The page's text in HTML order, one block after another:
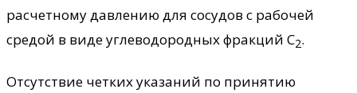
расчетному давлению для сосудов с рабочей
средой в виде углеводородных фракций С2.
Отсутствие четких указаний по принятию